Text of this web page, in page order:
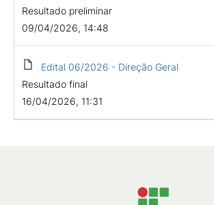
Resultado preliminar
09/04/2026, 14:48
Edital 06/2026 - Direção Geral
Resultado final
16/04/2026, 11:31